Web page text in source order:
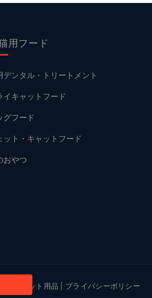
用フード
デンタル・トリートメント
イキャットフード
グフード
ット・キャットフード
おやつ
HsVikoペット用品 プライバシーポリシー